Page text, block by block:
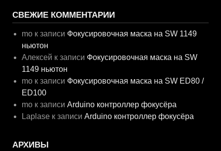
СВЕЖИЕ КОММЕНТАРИИ
mo к записи Фокусировочная маска на SW 1149
ньютон
Алексей к записи Фокусировочная маска на SW
1149 ньютон
mo к записи Фокусировочная маска на SW ED80 /
ED100
mo к записиArduino контроллер фокусёра
Laplase к записиArduino контроллер фокусёра
АРХИВЫ